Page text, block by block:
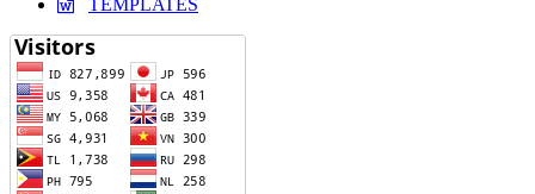
TEMPLATES